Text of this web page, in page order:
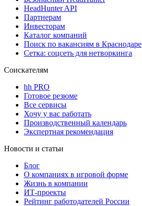
HeadHunter API
Партнерам
Инвесторам
Каталог компаний
Поиск по вакансиям в Краснодаре
Сетка: соцсеть для нетворкинга
Соискателям
hh PRO
Готовое резюме
Все сервисы
Хочу у вас работать
Производственный календарь
Экспертная рекомендация
Новости и статьи
Блог
О компаниях в игровой форме
Жизнь в компании
ИТ-проекты
Рейтинг работодателей России